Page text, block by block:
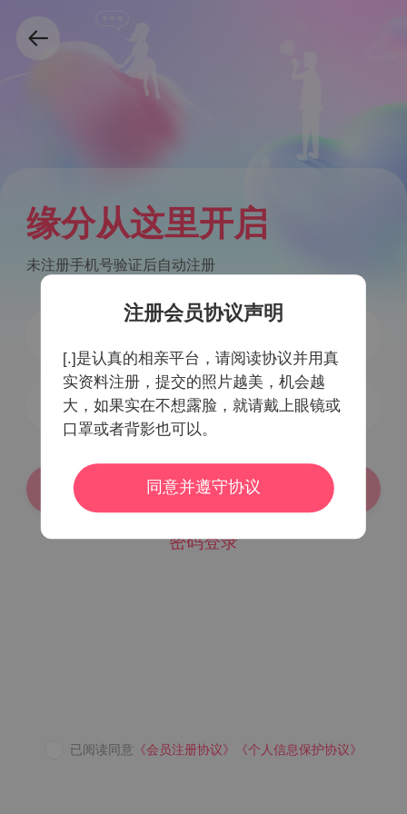
缘分从这里开启
未注册手机号验证后自动注册
获取验证码
登录/注册
密码登录
注册会员协议声明
[.]是认真的相亲平台，请阅读协议并用真
实资料注册，提交的照片越美，机会越
大，如果实在不想露脸，就请戴上眼镜或
口罩或者背影也可以。
同意并遵守协议
已阅读同意 《会员注册协议》 《个人信息保护协议》